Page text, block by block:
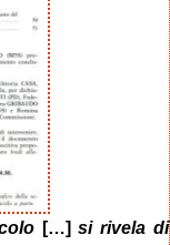
[…]si rivela di